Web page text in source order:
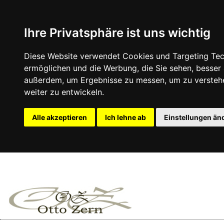
Ihre Privatsphäre ist uns wichtig
Diese Website verwendet Cookies und Targeting
ermöglichen und die Werbung, die Sie sehen,
außerdem, um Ergebnisse zu messen, um zu
weiter zu entwickeln.
Alle akzeptieren Ich lehne ab Einstellungen